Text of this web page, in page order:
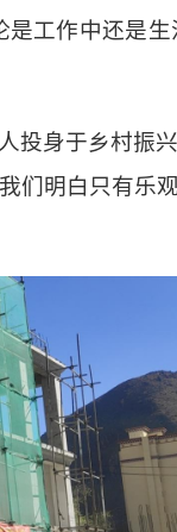
工作中还是
投身于乡村振兴
们明白只有乐